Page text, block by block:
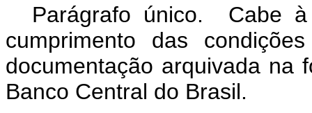
Parágrafo único. Cabe à
cumprimento das
documentação arquivada na
Banco Central do Brasil.